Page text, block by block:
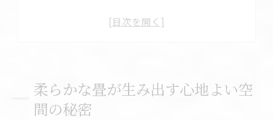
畳のクッション性が暮らしに与える効果
インテリアに映える畳の美しさと魅力を探る
畳の色合いが空間に与える印象の違い
柔らかな畳が生み出す心地よい空
間の秘密